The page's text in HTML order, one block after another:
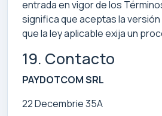
entrada en vigor de los
significa que aceptas la
que la ley aplicable exija un
19. Contacto
PAYDOTCOM SRL
22 Decembrie 35A